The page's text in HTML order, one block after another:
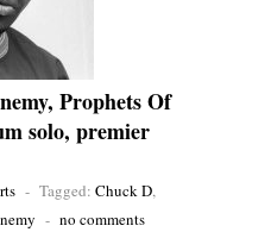
Prophets Of
solo, premier
- Tagged: Chuck D,
- no comments